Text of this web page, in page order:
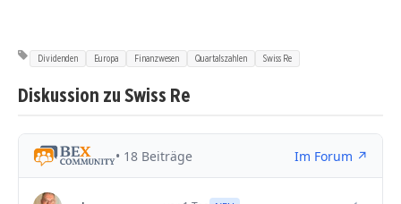
Dividenden Europa Finanzwesen Quartalszahlen Swiss Re
Diskussion zu Swiss Re